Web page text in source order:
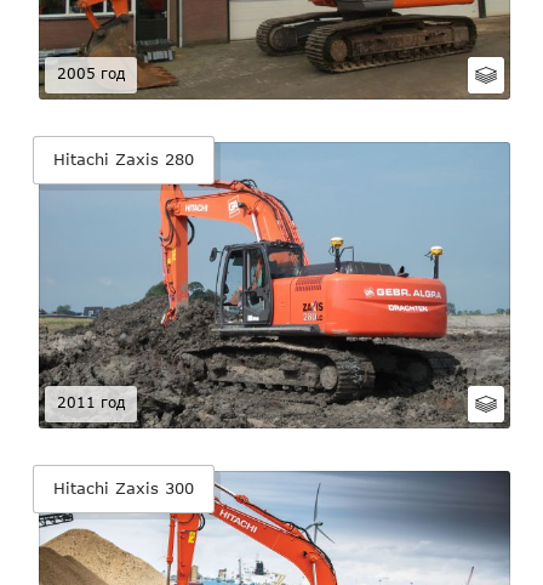
2005 год
Hitachi Zaxis 280
2011 год
Hitachi Zaxis 300